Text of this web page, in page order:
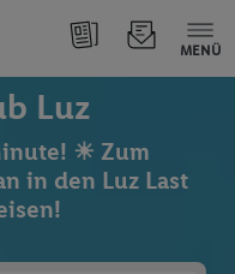
MENÜ
Luz
☀ Zum
in den Luz Last